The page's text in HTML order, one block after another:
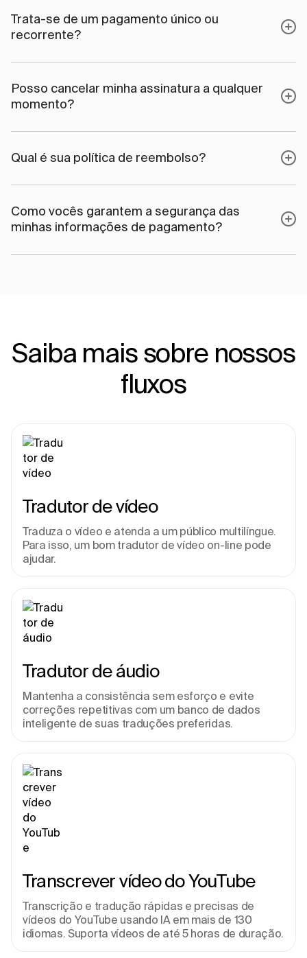
Trata-se de um pagamento único ou
recorrente?
Posso cancelar minha assinatura a qualquer
momento?
Qual é sua política de reembolso?
Como vocês garantem a segurança das
minhas informações de pagamento?
Saiba mais sobre nossos
fluxos
Tradutor de vídeo
Traduza o vídeo e atenda a um público multilíngue.
Para isso, um bom tradutor de vídeo on-line pode
ajudar.
Tradutor de áudio
Mantenha a consistência sem esforço e evite
correções repetitivas com um banco de dados
inteligente de suas traduções preferidas.
Transcrever vídeo do YouTube
Transcrição e tradução rápidas e precisas de
vídeos do YouTube usando IA em mais de 130
idiomas. Suporta vídeos de até 5 horas de duração.